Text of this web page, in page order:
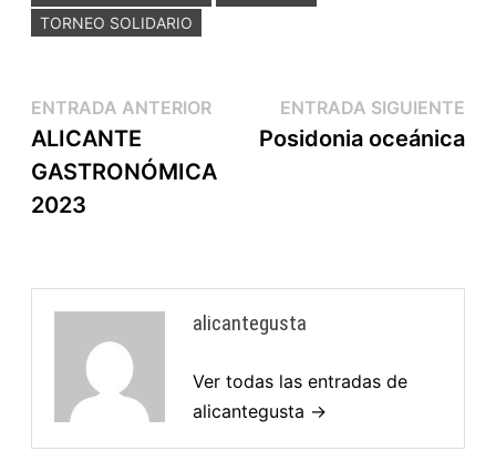
TORNEO SOLIDARIO
ENTRADA ANTERIOR
ALICANTE
GASTRONÓMICA
2023
ENTRADA SIGUIENTE
Posidonia oceánica
alicantegusta
Ver todas las entradas de
alicantegusta →